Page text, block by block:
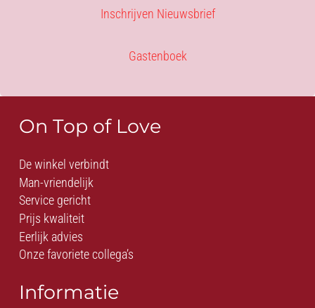
Inschrijven Nieuwsbrief
Gastenboek
On Top of Love
De winkel verbindt
Man-vriendelijk
Service gericht
Prijs kwaliteit
Eerlijk advies
Onze favoriete collega’s
Informatie